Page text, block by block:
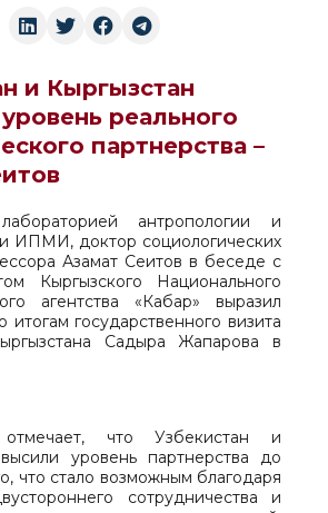
и Кыргызстан
реального
партнерства –
антропологии и
ИПМИ, доктор социологических
Азамат Сеитов в беседе с
Кыргызского Национального
агентства «Кабар» выразил
государственного визита
Садыра Жапарова в
что Узбекистан и
уровень партнерства до
что стало возможным благодаря
сотрудничества и